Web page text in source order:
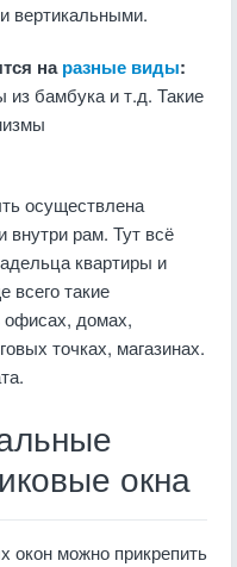
вертикальными.
наразные виды:
бамбука и т.д. Такие
осуществлена
внутри рам. Тут всё
квартиры и
всего такие
офисах, домах,
точках, магазинах.
окна
окон можно прикрепить